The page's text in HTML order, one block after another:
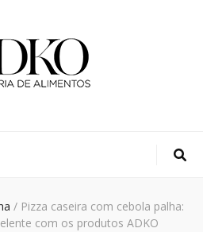
/ Pizza caseira com cebola palha:
com os produtos ADKO